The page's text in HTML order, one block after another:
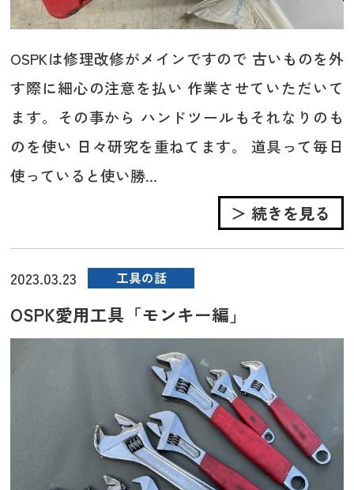
OSPKは修理改修がメインですので 古いものを外
す際に細心の注意を払い 作業させていただいて
ます。その事から ハンドツールもそれなりのも
のを使い 日々研究を重ねてます。 道具って毎日
使っていると使い勝...
＞ 続きを見る
2023.03.23 工具の話
OSPK愛用工具「モンキー編」